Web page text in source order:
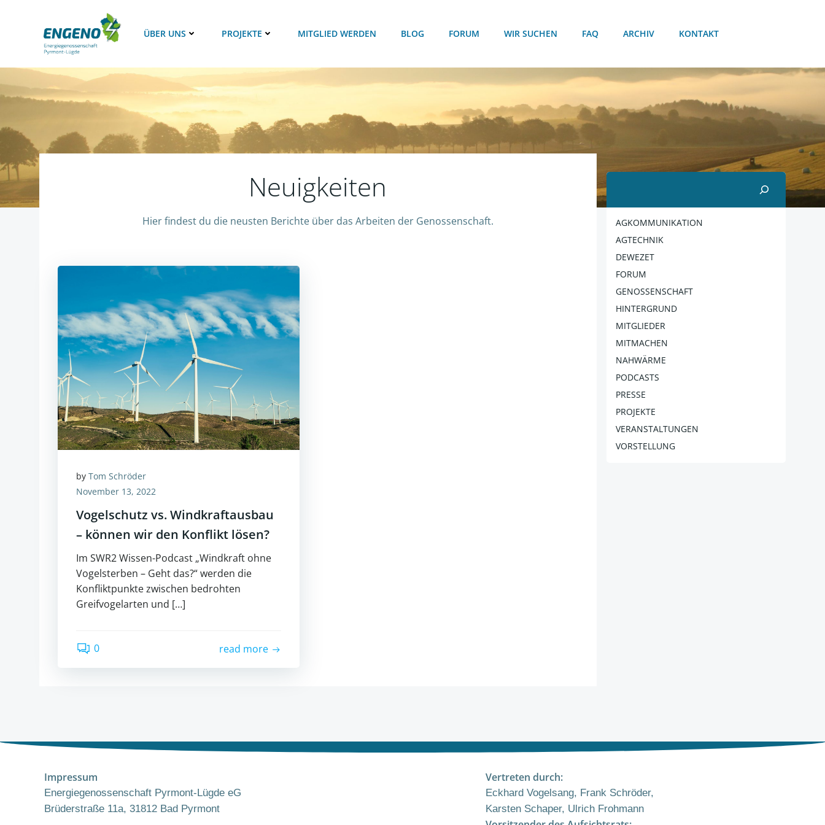
ÜBER UNS PROJEKTE MITGLIED WERDEN BLOG FORUM WIR SUCHEN FAQ ARCHIV KONTAKT
Neuigkeiten
Hier findest du die neusten Berichte über das Arbeiten der Genossenschaft.
by Tom Schröder
November 13, 2022
Vogelschutz vs. Windkraftausbau
– können wir den Konflikt lösen?
Im SWR2 Wissen-Podcast „Windkraft ohne
Vogelsterben – Geht das?“ werden die
Konfliktpunkte zwischen bedrohten
Greifvogelarten und […]
0 read more
Suchen
AGKOMMUNIKATION
AGTECHNIK
DEWEZET
FORUM
GENOSSENSCHAFT
HINTERGRUND
MITGLIEDER
MITMACHEN
NAHWÄRME
PODCASTS
PRESSE
PROJEKTE
VERANSTALTUNGEN
VORSTELLUNG
Impressum
Energiegenossenschaft Pyrmont-Lügde eG
Brüderstraße 11a, 31812 Bad Pyrmont
Vertreten durch:
Eckhard Vogelsang, Frank Schröder,
Karsten Schaper, Ulrich Frohmann